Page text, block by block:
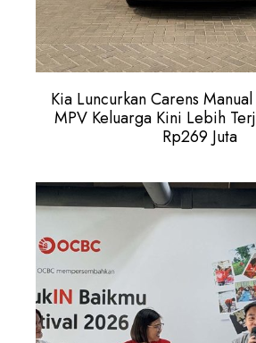
Kia Luncurkan Carens
MPV Keluarga Kini Lebih
Rp269 Juta